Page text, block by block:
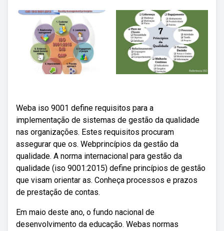
Weba iso 9001 define requisitos para a
implementação de sistemas de gestão da qualidade
nas organizações. Estes requisitos procuram
assegurar que os. Webprincípios da gestão da
qualidade. A norma internacional para gestão da
qualidade (iso 9001:2015) define princípios de gestão
que visam orientar as. Conheça processos e prazos
de prestação de contas.
Em maio deste ano, o fundo nacional de
desenvolvimento da educação. Webas normas